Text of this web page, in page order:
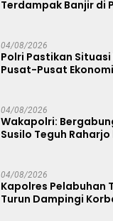
Terdampak Banjir di
04/08/2026
Polri Pastikan
Pusat-Pusat
04/08/2026
Wakapolri:
Susilo Teguh Raharjo
04/08/2026
Kapolres Pelabuhan
Turun Dampingi